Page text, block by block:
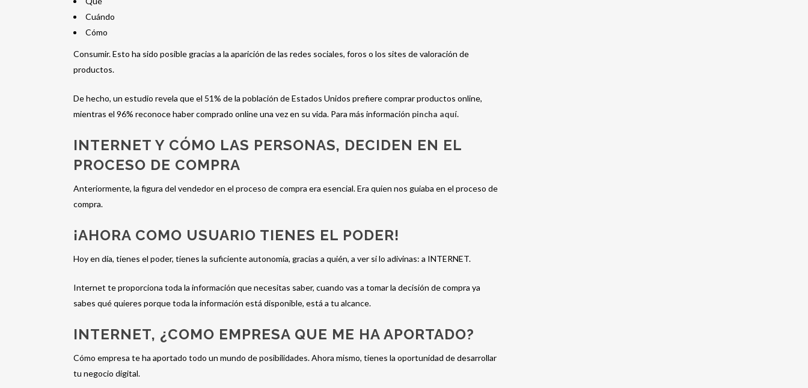
Cuándo
Cómo
Consumir. Esto ha sido posible gracias a la aparición de las redes sociales, foros o los sites de valoración de
productos.
De hecho, un estudio revela que el 51% de la población de Estados Unidos prefiere comprar productos online,
mientras el 96% reconoce haber comprado online una vez en su vida. Para más información pincha aquí.
INTERNET Y CÓMO LAS PERSONAS, DECIDEN EN EL
PROCESO DE COMPRA
Anteriormente, la figura del vendedor en el proceso de compra era esencial. Era quien nos guiaba en el proceso de
compra.
¡AHORA COMO USUARIO TIENES EL PODER!
Hoy en día, tienes el poder, tienes la suficiente autonomía, gracias a quién, a ver si lo adivinas: a INTERNET.
Internet te proporciona toda la información que necesitas saber, cuando vas a tomar la decisión de compra ya
sabes qué quieres porque toda la información está disponible, está a tu alcance.
INTERNET, ¿COMO EMPRESA QUE ME HA APORTADO?
Cómo empresa te ha aportado todo un mundo de posibilidades. Ahora mismo, tienes la oportunidad de desarrollar
tu negocio digital.